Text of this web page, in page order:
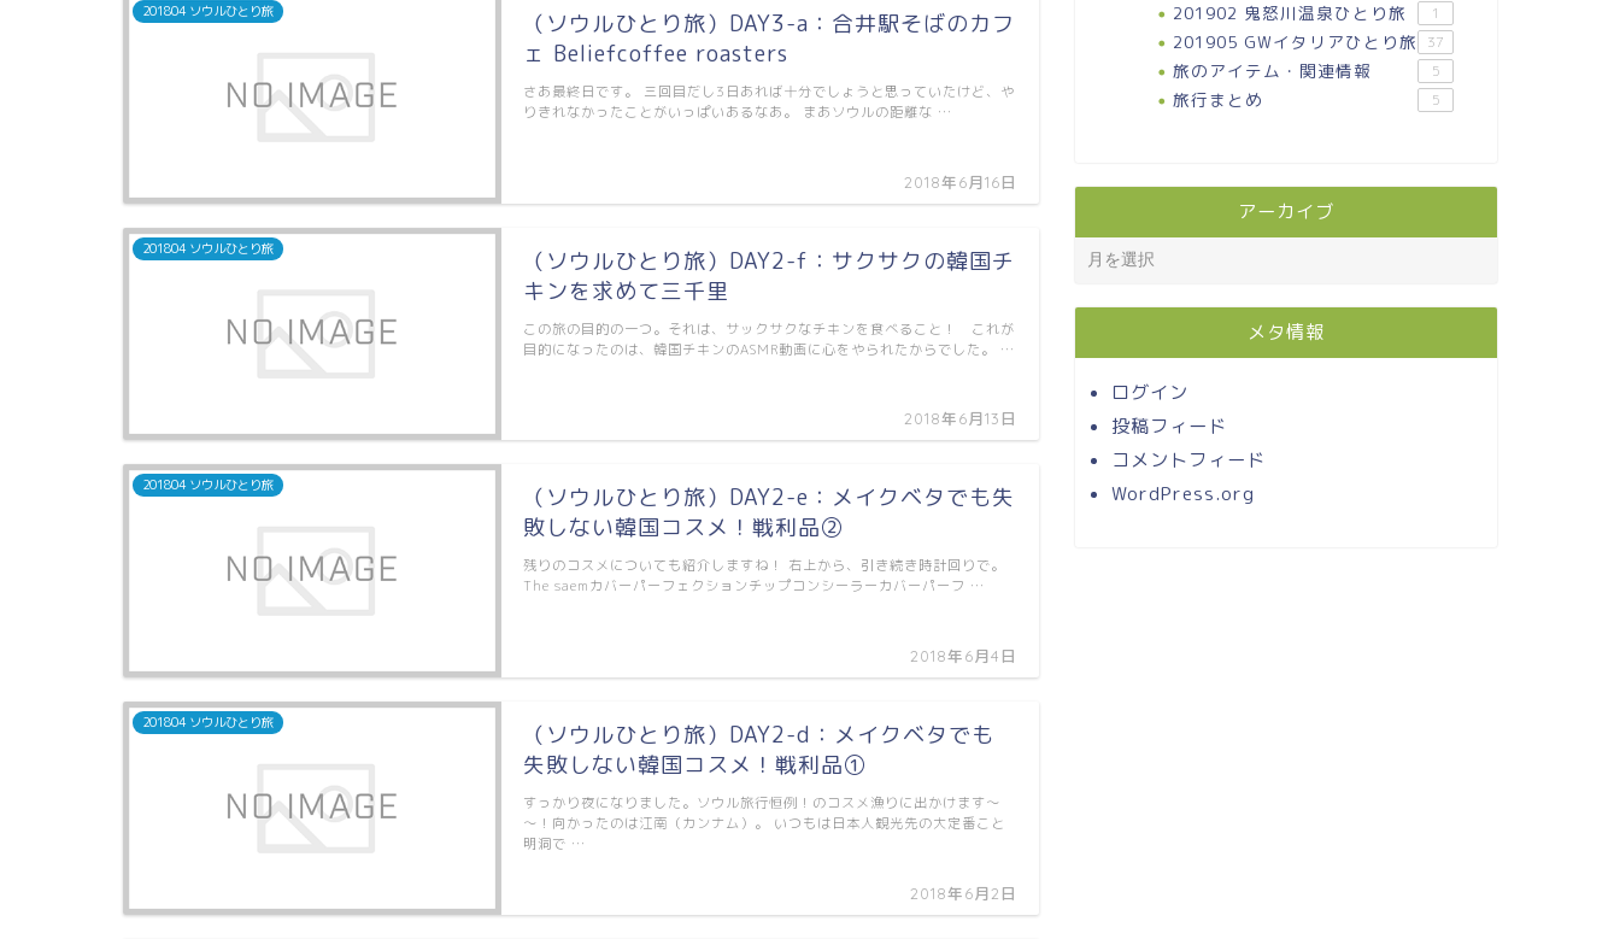
201804 ソウルひとり旅
（ソウルひとり旅）DAY3-a：合井駅そばのカフ
ェ Beliefcoffee roasters
2018年6月16日
さあ最終日です。 三回目だし3日あれば十分でしょうと思っていたけど、や
りきれなかったことがいっぱいあるなあ。 まあソウルの距離な …
201804 ソウルひとり旅
（ソウルひとり旅）DAY2-f：サクサクの韓国チ
キンを求めて三千里
2018年6月13日
この旅の目的の一つ。それは、サックサクなチキンを食べること！ これが
目的になったのは、韓国チキンのASMR動画に心をやられたからでした。 …
201804 ソウルひとり旅
（ソウルひとり旅）DAY2-e：メイクベタでも失
敗しない韓国コスメ！戦利品②
2018年6月4日
残りのコスメについても紹介しますね！ 右上から、引き続き時計回りで。
The saemカバーパーフェクションチップコンシーラーカバーパーフ …
201804 ソウルひとり旅
（ソウルひとり旅）DAY2-d：メイクベタでも
失敗しない韓国コスメ！戦利品①
2018年6月2日
すっかり夜になりました。ソウル旅行恒例！のコスメ漁りに出かけます～
～！向かったのは江南（カンナム）。 いつもは日本人観光先の大定番こと
明洞で …
201902 鬼怒川温泉ひとり旅 1
201905 GWイタリアひとり旅 37
旅のアイテム・関連情報 5
旅行まとめ 5
アーカイブ
メタ情報
ログイン
投稿フィード
コメントフィード
WordPress.org